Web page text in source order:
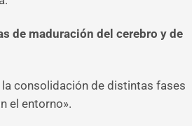
de maduración del cerebro y de
la consolidación de distintas fases
el entorno».